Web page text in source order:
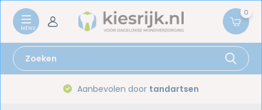
0
Aanbevolen door tandartsen